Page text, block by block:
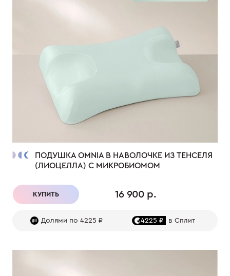
ПОДУШКА OMNIA В НАВОЛОЧКЕ ИЗ ТЕНСЕЛЯ
(ЛИОЦЕЛЛА) С МИКРОБИОМОМ
КУПИТЬ 16 900 р.
Долями по 4225 ₽ 4225 ₽ в Сплит